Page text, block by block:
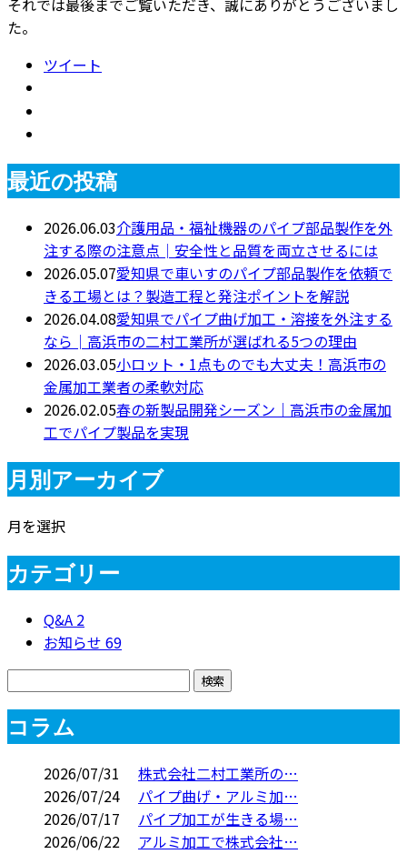
それでは最後までご覧いただき、誠にありがとうございまし
た。
ツイート
最近の投稿
2026.06.03介護用品・福祉機器のパイプ部品製作を外
注する際の注意点│安全性と品質を両立させるには
2026.05.07愛知県で車いすのパイプ部品製作を依頼で
きる工場とは？製造工程と発注ポイントを解説
2026.04.08愛知県でパイプ曲げ加工・溶接を外注する
なら│高浜市の二村工業所が選ばれる5つの理由
2026.03.05小ロット・1点ものでも大丈夫！高浜市の
金属加工業者の柔軟対応
2026.02.05春の新製品開発シーズン｜高浜市の金属加
工でパイプ製品を実現
月別アーカイブ
月を選択
カテゴリー
Q&A 2
お知らせ 69
コラム
2026/07/31
株式会社二村工業所の…
2026/07/24
パイプ曲げ・アルミ加…
2026/07/17
パイプ加工が生きる場…
2026/06/22
アルミ加工で株式会社…